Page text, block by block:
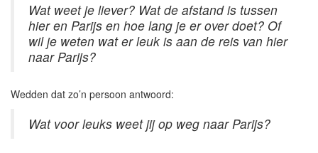
Wat weet je liever? Wat de afstand is tussen
hier en Parijs en hoe lang je er over doet? Of
wil je weten wat er leuk is aan de reis van hier
naar Parijs?
Wedden dat zo’n persoon antwoord:
Wat voor leuks weet jij op weg naar Parijs?